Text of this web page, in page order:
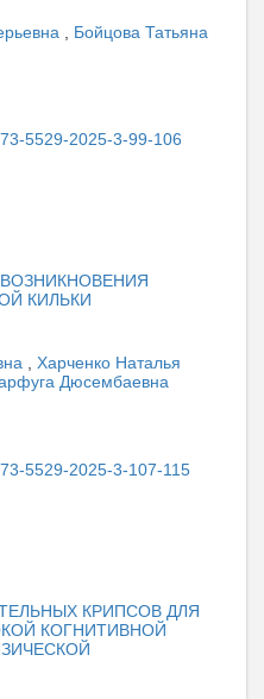
Бойцова Татьяна
5529-2025-3-99-106
КИЛЬКИ
Харченко Наталья
Дюсембаевна
5529-2025-3-107-115
КРИПСОВ ДЛЯ
КОГНИТИВНОЙ